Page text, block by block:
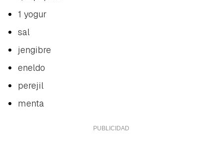
1 yogur
sal
jengibre
eneldo
perejil
menta